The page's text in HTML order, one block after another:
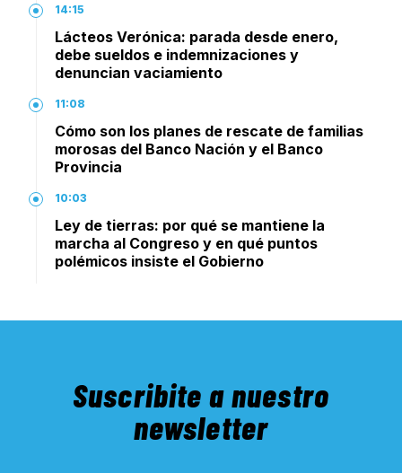
14:15
Lácteos Verónica: parada desde enero,
debe sueldos e indemnizaciones y
denuncian vaciamiento
11:08
Cómo son los planes de rescate de familias
morosas del Banco Nación y el Banco
Provincia
10:03
Ley de tierras: por qué se mantiene la
marcha al Congreso y en qué puntos
polémicos insiste el Gobierno
Suscribite a nuestro
newsletter